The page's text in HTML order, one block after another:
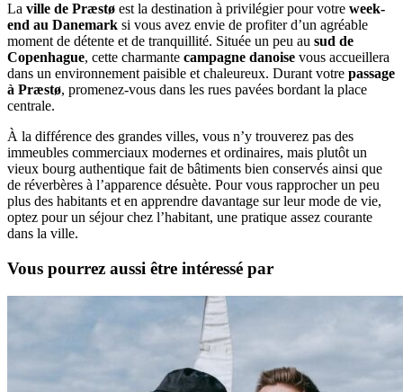
La ville de Præstø est la destination à privilégier pour votre week-
end au Danemark si vous avez envie de profiter d’un agréable
moment de détente et de tranquillité. Située un peu au sud de
Copenhague, cette charmante campagne danoise vous accueillera
dans un environnement paisible et chaleureux. Durant votre passage
à Præstø, promenez-vous dans les rues pavées bordant la place
centrale.
À la différence des grandes villes, vous n’y trouverez pas des
immeubles commerciaux modernes et ordinaires, mais plutôt un
vieux bourg authentique fait de bâtiments bien conservés ainsi que
de réverbères à l’apparence désuète. Pour vous rapprocher un peu
plus des habitants et en apprendre davantage sur leur mode de vie,
optez pour un séjour chez l’habitant, une pratique assez courante
dans la ville.
Vous pourrez aussi être intéressé par